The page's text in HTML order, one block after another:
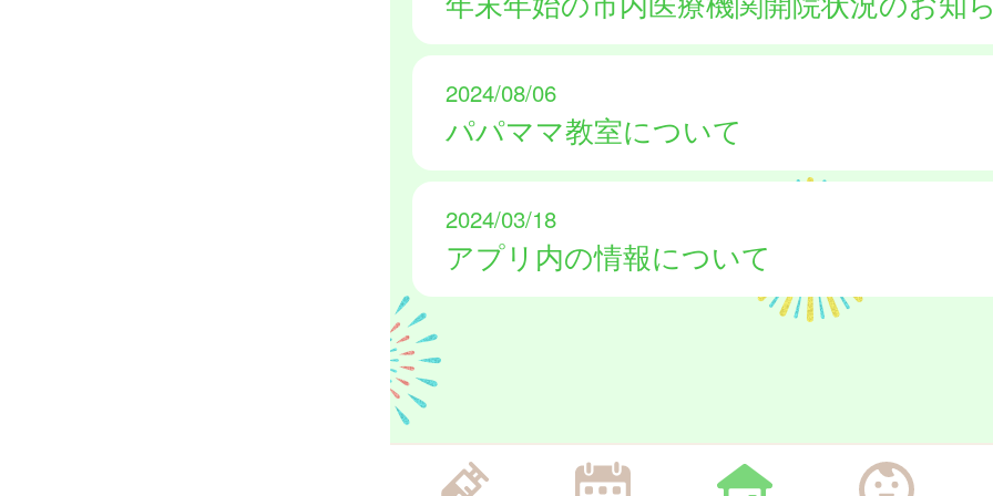
2024/08/06
パパママ教室について
2024/03/18
アプリ内の情報について